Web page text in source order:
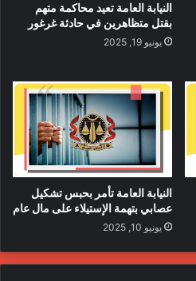
النيابة العامة تعيد محاكمة متهم
بقتل متظاهرين في حادثة غرغور
يونيو 19, 2025
النيابة العامة تأمر بحبس تشكيل
عصابي بتهمة الإستيلاء على مال عام
يونيو 10, 2025